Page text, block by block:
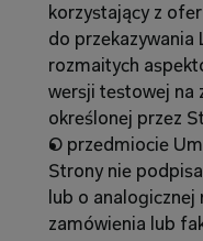
korzystający z
do przekazywania
rozmaitych
wersji testowej na
określonej przez
O przedmiocie
Strony nie
lub o
zamówienia lub